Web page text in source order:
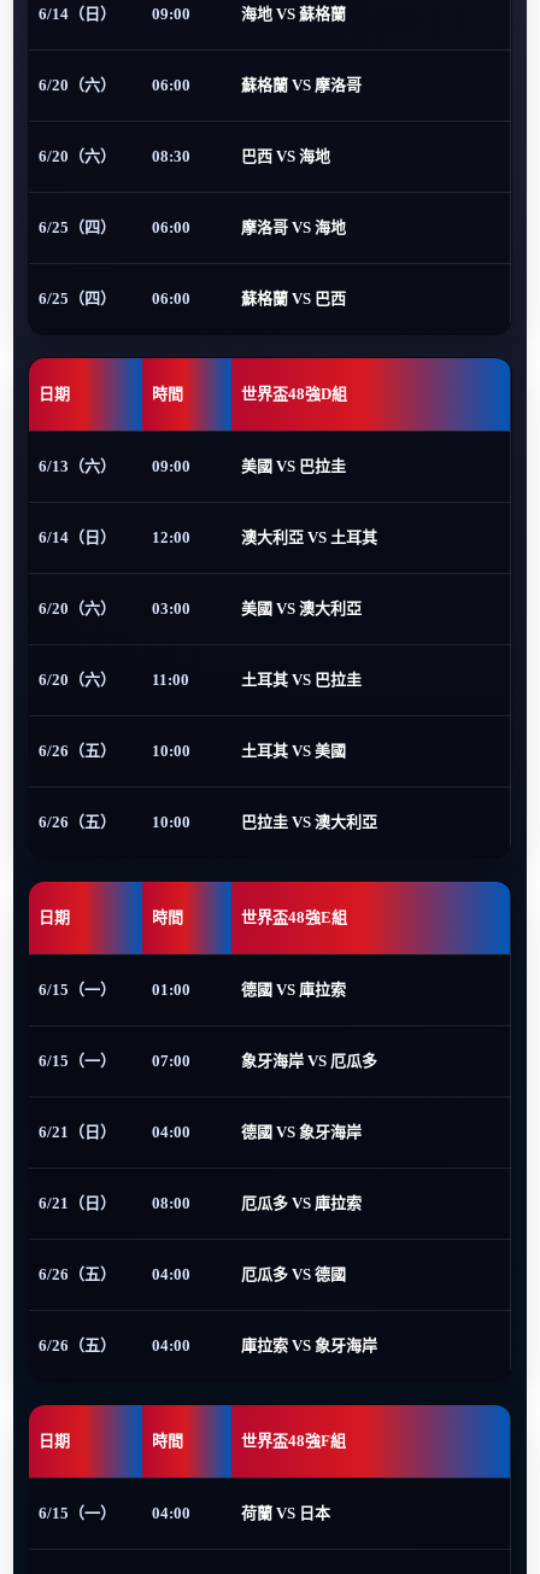
6/14（日） 09:00 海地 VS 蘇格蘭
6/20（六） 06:00 蘇格蘭 VS 摩洛哥
6/20（六） 08:30 巴西 VS 海地
6/25（四） 06:00 摩洛哥 VS 海地
6/25（四） 06:00 蘇格蘭 VS 巴西
日期 時間 世界盃48強D組
6/13（六） 09:00 美國 VS 巴拉圭
6/14（日） 12:00 澳大利亞 VS 土耳其
6/20（六） 03:00 美國 VS 澳大利亞
6/20（六） 11:00 土耳其 VS 巴拉圭
6/26（五） 10:00 土耳其 VS 美國
6/26（五） 10:00 巴拉圭 VS 澳大利亞
日期 時間 世界盃48強E組
6/15（一） 01:00 德國 VS 庫拉索
6/15（一） 07:00 象牙海岸 VS 厄瓜多
6/21（日） 04:00 德國 VS 象牙海岸
6/21（日） 08:00 厄瓜多 VS 庫拉索
6/26（五） 04:00 厄瓜多 VS 德國
6/26（五） 04:00 庫拉索 VS 象牙海岸
日期 時間 世界盃48強F組
6/15（一） 04:00 荷蘭 VS 日本